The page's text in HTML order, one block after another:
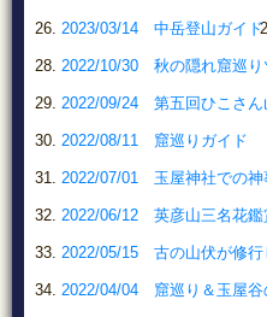
2023/03/14 中岳登山ガイド
2022/10/30 秋の隠れ窟巡り
2022/09/24 第五回ひこさん
2022/08/11 窟巡りガイド
2022/07/01 玉屋神社での神
2022/06/12 英彦山三名花鑑
2022/05/15 古の山伏が修行
2022/04/04 窟巡り＆玉屋谷